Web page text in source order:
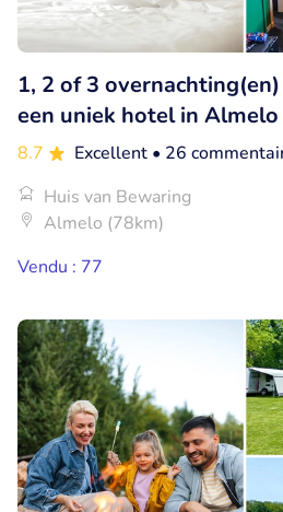
1, 2 of 3
een uniek hotel in Almelo
8.7 Excellent • 26
Huis van Bewaring
Almelo (78km)
Vendu : 77